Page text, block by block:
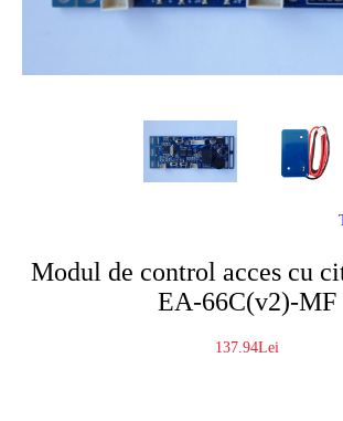
Modul de control acces cu
EA-66C(v2)-MF
137.94Lei